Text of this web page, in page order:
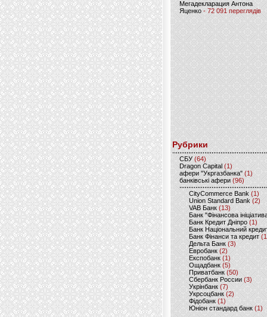
Мегадекларация Антона
Яценко - 72 091 переглядів
Рубрики
CБУ (64)
Dragon Capital (1)
афери "Укргазбанка" (1)
банківські афери (96)
CityCommerce Bank (1)
Union Standard Bank (2)
VAB Банк (13)
Банк "Фінансова
Банк Кредит Дніпро (1)
Банк Національний
Банк Фінанси та кредит
Дельта Банк (3)
Евробанк(2)
Експобанк (1)
Ощадбанк(5)
Приватбанк (50)
Сбербанк России (3)
Укрінбанк(7)
Укрсоцбанк (2)
Фідобанк (1)
Юніон стандард банк(1)